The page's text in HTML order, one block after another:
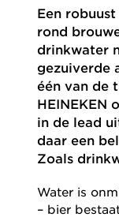
Een
rond
drinkwater
gezuiverde
één van de
HEINEKEN
in de lead
daar een
Zoals
Water is
– bier